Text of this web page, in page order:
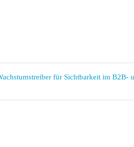
für Sichtbarkeit im B2B-